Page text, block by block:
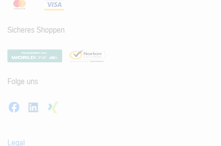
Sicheres Shoppen
Folge uns
Legal